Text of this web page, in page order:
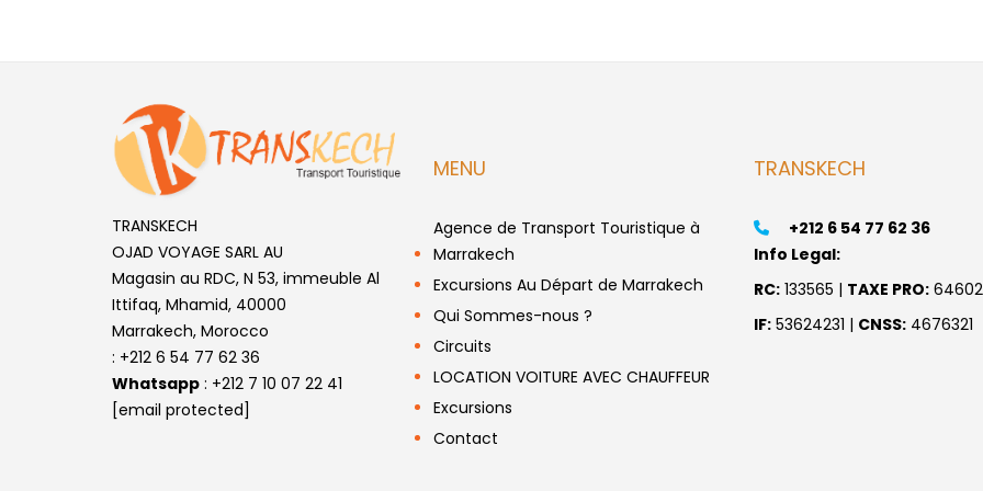
TRANSKECH
OJAD VOYAGE SARL AU
Magasin au RDC, N 53, immeuble Al
Ittifaq, Mhamid, 40000
Marrakech, Morocco
: +212 6 54 77 62 36
Whatsapp : +212 7 10 07 22 41
[email protected]
MENU
Agence de Transport Touristique à
Marrakech
Excursions Au Départ de Marrakech
Qui Sommes-nous ?
Circuits
LOCATION VOITURE AVEC CHAUFFEUR
Excursions
Contact
TRANSKECH
+212 6 54 77 62 36
Info Legal:
RC: 133565 | TAXE PRO:
IF: 53624231 | CNSS: 4676321